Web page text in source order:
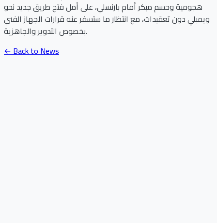
هجومية وحسم مبكر أمام بارنسلي، على أمل فتح طريق جديد نحو
ويمبلي دون تعقيدات، مع انتظار ما ستسفر عنه قرارات الجهاز الفني
بخصوص التدوير والجاهزية.
← Back to News